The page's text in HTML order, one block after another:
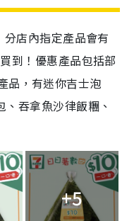
店內指定產品會有
到！優惠產品包括部
品，有迷你吉士泡
吞拿魚沙律飯糰、
+5